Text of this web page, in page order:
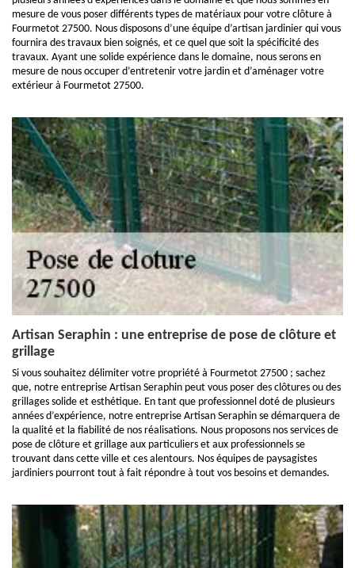
mesure de vous poser différents types de matériaux pour votre clôture à
Fourmetot 27500. Nous disposons d’une équipe d’artisan jardinier qui vous
fournira des travaux bien soignés, et ce quel que soit la spécificité des
travaux. Ayant une solide expérience dans le domaine, nous serons en
mesure de nous occuper d’entretenir votre jardin et d’aménager votre
extérieur à Fourmetot 27500.
Artisan Seraphin : une entreprise de pose de clôture et
grillage
Si vous souhaitez délimiter votre propriété à Fourmetot 27500 ; sachez
que, notre entreprise Artisan Seraphin peut vous poser des clôtures ou des
grillages solide et esthétique. En tant que professionnel doté de plusieurs
années d’expérience, notre entreprise Artisan Seraphin se démarquera de
la qualité et la fiabilité de nos réalisations. Nous proposons nos services de
pose de clôture et grillage aux particuliers et aux professionnels se
trouvant dans cette ville et ces alentours. Nos équipes de paysagistes
jardiniers pourront tout à fait répondre à tout vos besoins et demandes.